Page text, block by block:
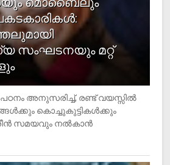
സംഘടനയും മറ്റ്
അനുസരിച്ച്, രണ്ട് വയസ്സില്‍
കൊച്ചുകുട്ടികള്‍ക്കും
സമയവും നല്‍കാന്‍